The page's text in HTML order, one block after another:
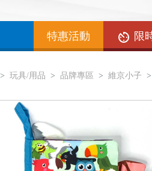
特惠活動 限
玩具/用品 品牌專區 維京小子